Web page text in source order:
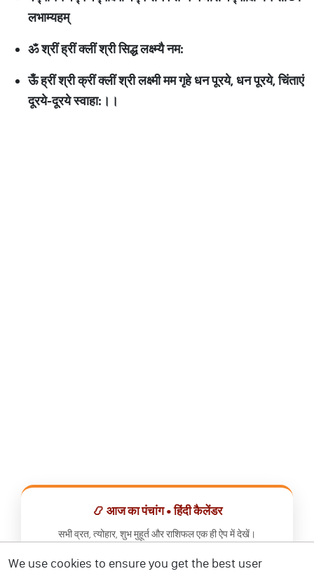
लभाम्यहम्
ॐश्रींह्रींक्लींश्रीसिद्धलक्ष्म्यैनम:
ऊँह्रींश्रीक्रींक्लींश्रीलक्ष्मीममगृहेधनपूरये,धनपूरये,चिंताएं
दूरये-दूरयेस्वाहा: ।।
📿 आज का पंचांग • हिंदी कैलेंडर
सभी व्रत, त्योहार, शुभ मुहूर्त और राशिफल एक ही ऐप में देखें।
📅 हिंदी कैलेंडर ऐप डाउनलोड करें
We use cookies to ensure you get the best user